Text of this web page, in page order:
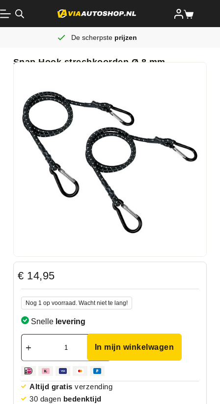
De scherpste prijzen
Snap Hook strechkoorden Ø 8 mm
€ 14,95
Nog 1 op voorraad. Wacht niet te lang!
Snelle levering
In mijn winkelwagen
Altijd gratis verzending
30 dagen bedenktijd